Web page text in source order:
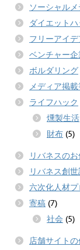
ソーシャル
ダイエットハ
フリーアイデ
ベンチャー
ボルダリング
メディア掲
ライフハック
燻製生活
財布 (5)
リバネスの
リバネス創
六次化人材プ
寄稿 (7)
社会 (5)
店舗サイト